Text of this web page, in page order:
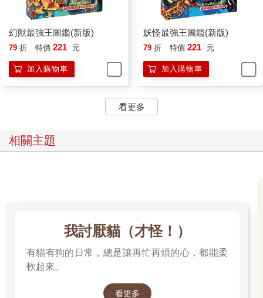
幻獸最強王圖鑑(新版)
79 折 特價 221 元
加入購物車
妖怪最強王圖鑑(新版)
79 折 特價 221 元
加入購物車
看更多
相關主題
我討厭貓（才怪！）
有貓有狗的日常，總是讓再忙再煩的心，都能柔
軟起來。
看更多